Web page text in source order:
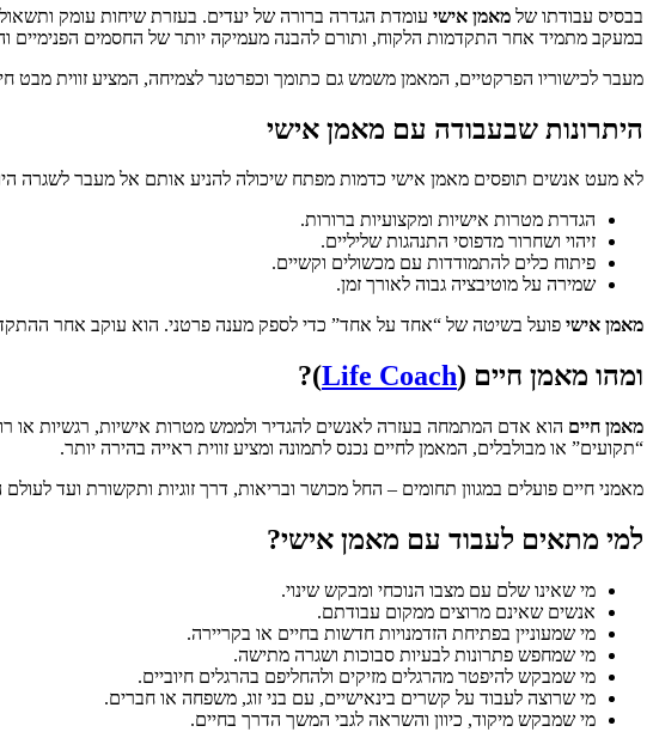
בבסיס עבודתו של מאמן אישי עומדת הגדרה ברורה של יעדים. בעזרת שיחות עומק
במעקב מתמיד אחר התקדמות הלקוח, ותורם להבנה מעמיקה יותר של החסמים הפנימיים
מעבר לכישוריו הפרקטיים, המאמן משמש גם כתומך וכפרטנר לצמיחה, המציע זווית מבט
היתרונות שבעבודה עם מאמן אישי
לא מעט אנשים תופסים מאמן אישי כדמות מפתח שיכולה להניע אותם אל מעבר לשגרה
הגדרת מטרות אישיות ומקצועיות ברורות.
זיהוי ושחרור מדפוסי התנהגות שליליים.
פיתוח כלים להתמודדות עם מכשולים וקשיים.
שמירה על מוטיבציה גבוה לאורך זמן.
מאמן אישי פועל בשיטה של “אחד על אחד” כדי לספק מענה פרטני. הוא עוקב אחר
ומהו מאמן חיים (Life Coach
)?
מאמן חיים הוא אדם המתמחה בעזרה לאנשים להגדיר ולממש מטרות אישיות, רגשיות או
“תקועים” או מבולבלים, המאמן לחיים נכנס לתמונה ומציע זווית ראייה בהירה יותר.
מאמני חיים פועלים במגוון תחומים – החל מכושר ובריאות, דרך זוגיות ותקשורת ועד
למי מתאים לעבוד עם מאמן אישי?
מי שאינו שלם עם מצבו הנוכחי ומבקש שינוי.
אנשים שאינם מרוצים ממקום עבודתם.
מי שמעוניין בפתיחת הזדמנויות חדשות בחיים או בקריירה.
מי שמחפש פתרונות לבעיות סבוכות ושגרה מתישה.
מי שמבקש להיפטר מהרגלים מזיקים ולהחליפם בהרגלים חיוביים.
מי שרוצה לעבוד על קשרים בינאישיים, עם בני זוג, משפחה או חברים.
מי שמבקש מיקוד, כיוון והשראה לגבי המשך הדרך בחיים.